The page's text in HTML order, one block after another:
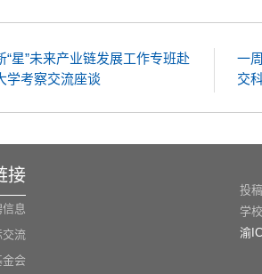
“星”未来产业链发展工作专班赴
学考察交流座谈
一
交
接
息
交流
会
投
学
渝